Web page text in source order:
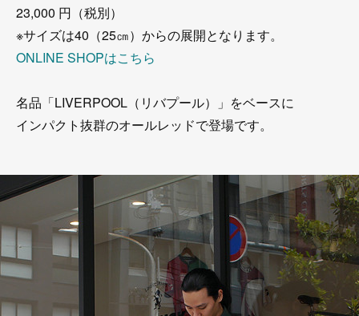
23,000 円（税別）
※サイズは40（25㎝）からの展開となります。
ONLINE SHOPはこちら
名品「LIVERPOOL（リバプール）」をベースに
インパクト抜群のオールレッドで登場です。